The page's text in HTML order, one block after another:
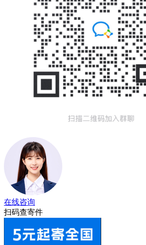
在线咨询
扫码查寄件